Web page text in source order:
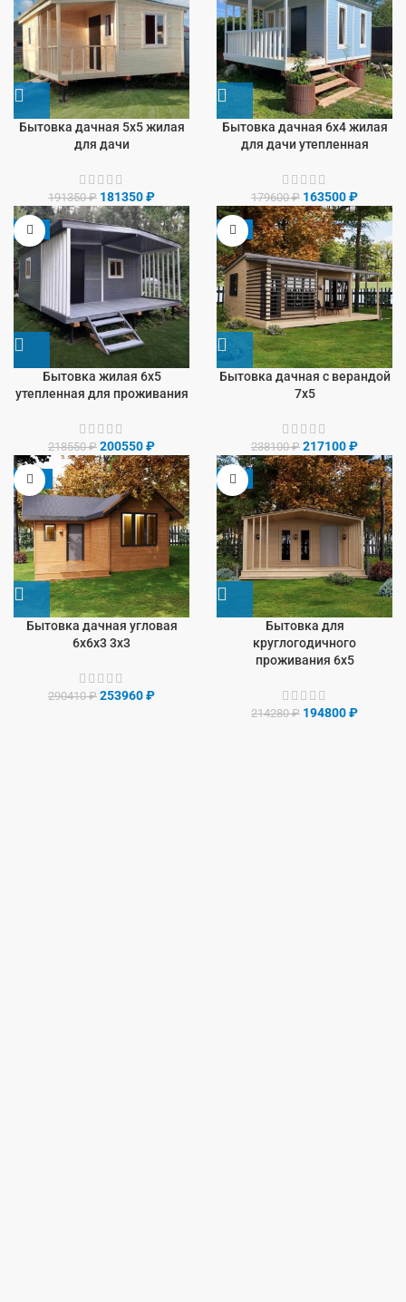
Бытовка дачная 5х5 жилая
для дачи
191350₽ 181350₽
Бытовка дачная 6х4 жилая
для дачи утепленная
179600₽ 163500₽
-8%
Бытовка жилая 6х5
утепленная для проживания
218550₽ 200550₽
-9%
Бытовка дачная с верандой
7х5
238100₽ 217100₽
-13%
Бытовка дачная угловая
6х6х3 3х3
290410₽ 253960₽
-9%
Бытовка для
круглогодичного
проживания 6х5
214280₽ 194800₽